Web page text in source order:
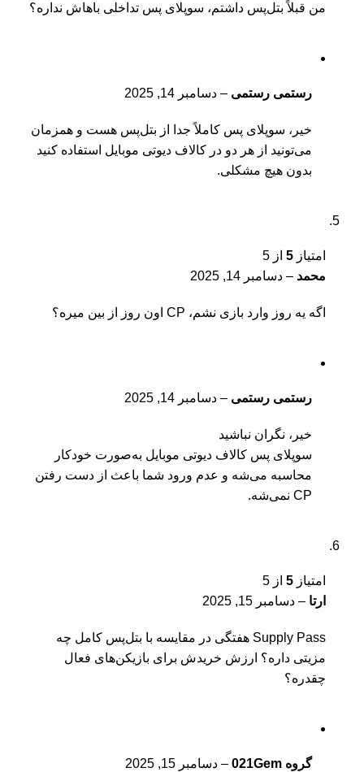
من قبلاً بتل‌پس داشتم، سوپلای پس تداخلی باهاش نداره؟
رستمی رستمی – دسامبر 14, 2025
خیر، سوپلای پس کاملاً جدا از بتل‌پس هست و همزمان
می‌تونید از هر دو در کالاف دیوتی موبایل استفاده کنید
بدون هیچ مشکلی.
امتیاز 5 از 5
محمد – دسامبر 14, 2025
اگه یه روز وارد بازی نشم، CP اون روز از بین میره؟
رستمی رستمی – دسامبر 14, 2025
خیر، نگران نباشید
سوپلای پس کالاف دیوتی موبایل به‌صورت خودکار
محاسبه می‌شه و عدم ورود شما باعث از دست رفتن
CP نمی‌شه.
امتیاز 5 از 5
ارتا – دسامبر 15, 2025
Supply Pass هفتگی در مقایسه با بتل‌پس کامل چه
مزیتی داره؟ ارزش خریدش برای بازیکن‌های فعال
چقدره؟
گروه 021Gem – دسامبر 15, 2025